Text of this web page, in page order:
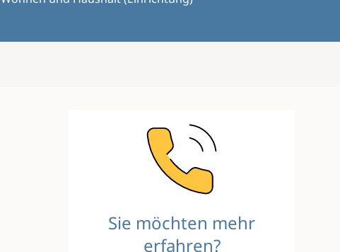
Sie möchten mehr
erfahren?